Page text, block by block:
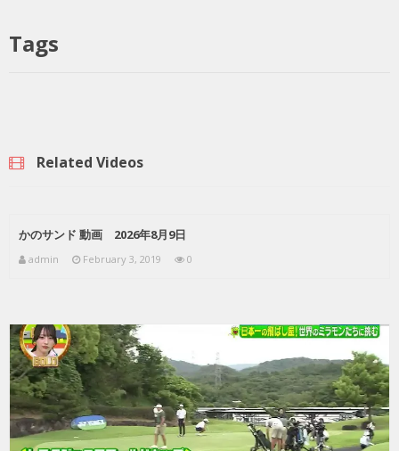
Tags
Related Videos
かのサンド 動画 2026年8月9日
admin February 3, 2019 0